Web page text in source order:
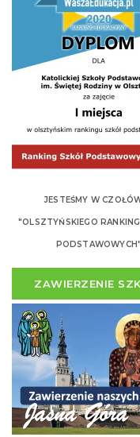
kwietnia
2026
marca
JESTEŚMY W
"OLSZTYŃSKIEGO
PODSTAWOWYCH"
ZAWIERZENIE